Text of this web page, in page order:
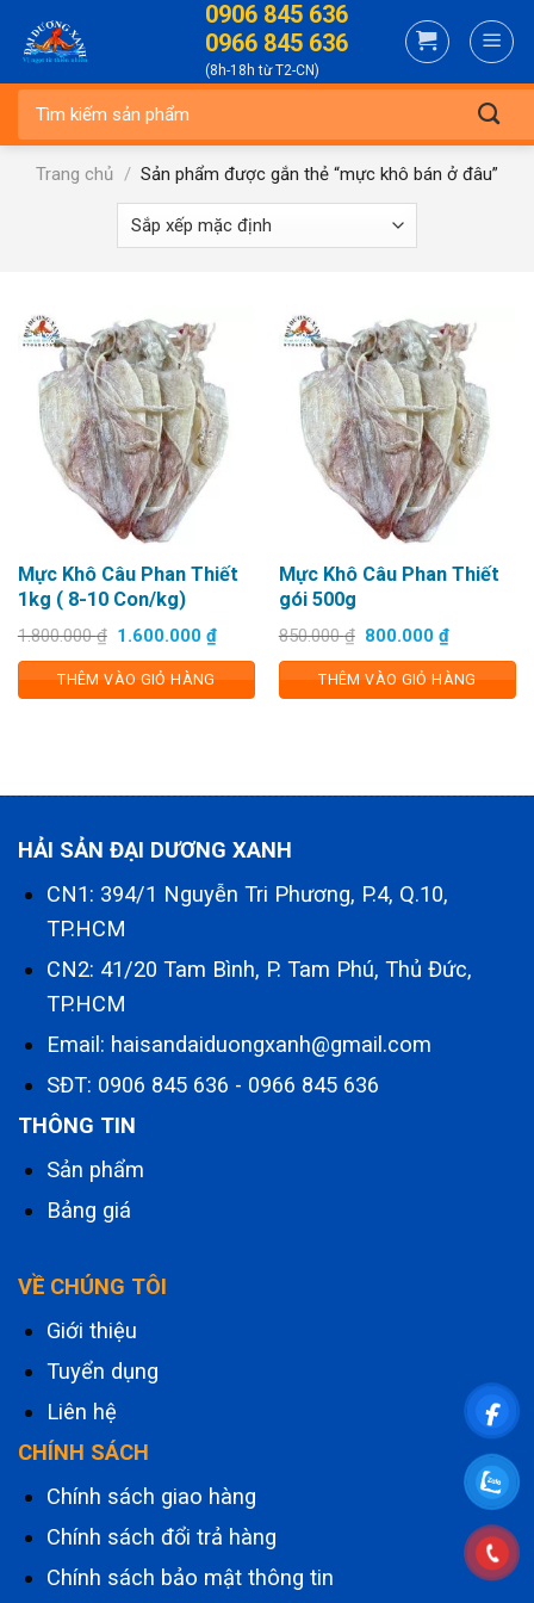
content
0906 845 636
0966 845 636
(8h-18h từ T2-CN)
Trang chủ / Sản phẩm được gắn thẻ “mực khô bán ở đâu”
-11%
Mực Khô Câu Phan Thiết
1kg ( 8-10 Con/kg)
1.800.000₫ Giá
là:
1.800.000 ₫.
1.600.000₫Giá
tại
là:
1.600.000 ₫.
THÊM VÀO GIỎ HÀNG
-6%
Mực Khô Câu Phan Thiết
gói 500g
850.000₫ Giá
là:
850.000 ₫.
800.000₫Giá
tại
là:
800.000
THÊM VÀO GIỎ HÀNG
HẢI SẢN ĐẠI DƯƠNG XANH
CN1: 394/1 Nguyễn Tri Phương, P.4, Q.10,
TP.HCM
CN2: 41/20 Tam Bình, P. Tam Phú, Thủ Đức,
TP.HCM
Email: haisandaiduongxanh@gmail.com
SĐT: 0906 845 636 - 0966 845 636
THÔNG TIN
Sản phẩm
Bảng giá
VỀ CHÚNG TÔI
Giới thiệu
Tuyển dụng
Liên hệ
CHÍNH SÁCH
Chính sách giao hàng
Chính sách đổi trả hàng
Chính sách bảo mật thông tin